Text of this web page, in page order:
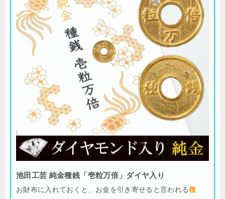
池田工芸 純金種銭「壱粒万倍」ダイヤ入り
お財布に入れておくと、お金を引き寄せると言われる種